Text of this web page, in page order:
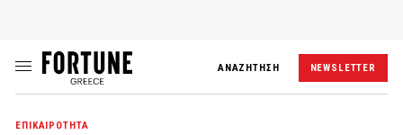
ΑΝΑΖΗΤΗΣΗ NEWSLETTER
ΕΠΙΚΑΙΡΟΤΗΤΑ